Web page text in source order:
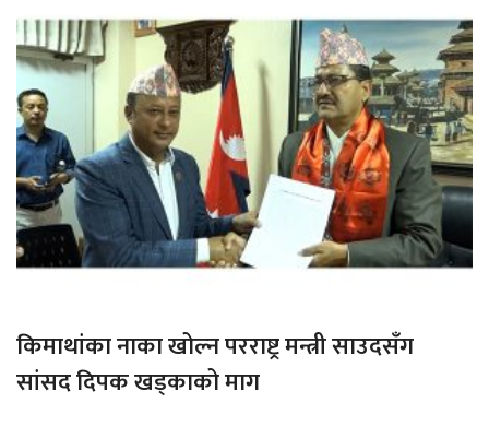
किमाथांका नाका खोल्न परराष्ट्र मन्त्री साउदसँग
सांसद दिपक खड्काको माग